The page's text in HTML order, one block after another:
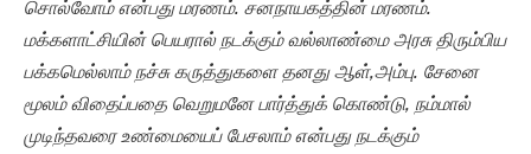
சொல்வோம் என்பது மரணம். சனநாயகத்தின் மரணம்.
மக்களாட்சியின் பெயரால் நடக்கும் வல்லாண்மை அரசு திரும்பிய
பக்கமெல்லாம் நச்சு கருத்துகளை தனது ஆள்,அம்பு. சேனை
மூலம் விதைப்பதை வெறுமனே பார்த்துக் கொண்டு, நம்மால்
முடிந்தவரை உண்மையைப் பேசலாம் என்பது நடக்கும்